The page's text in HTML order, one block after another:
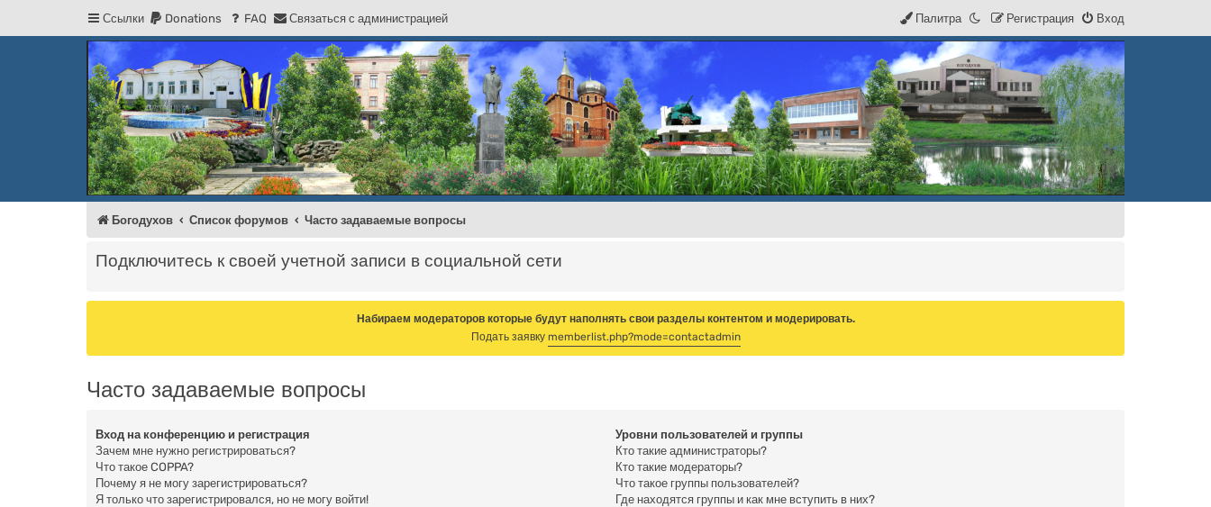
Ссылки Donations FAQ Связаться с администрацией Вход
Регистрация
Палитра
Регистрация
Форум Богодухова
Богодухов
Богодухов Список форумов Часто задаваемые вопросы
Подключитесь к своей учетной записи в социальной сети
Набираем модераторов которые будут наполнять свои разделы контентом и модерировать.
Подать заявку memberlist.php?mode=contactadmin
Часто задаваемые вопросы
Вход на конференцию и регистрация
Зачем мне нужно регистрироваться?
Что такое COPPA?
Почему я не могу зарегистрироваться?
Я только что зарегистрировался, но не могу войти!
Уровни пользователей и группы
Кто такие администраторы?
Кто такие модераторы?
Что такое группы пользователей?
Где находятся группы и как мне вступить в них?